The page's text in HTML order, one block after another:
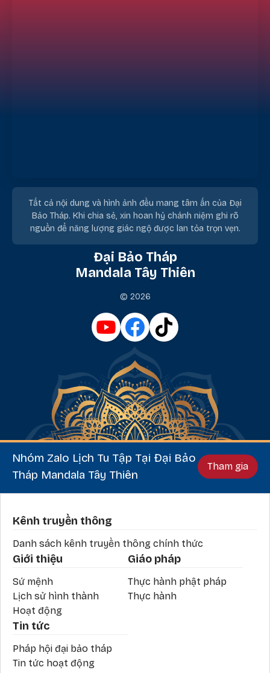
Tất cả nội dung và hình ảnh đều mang tâm ấn của Đại
Bảo Tháp. Khi chia sẻ, xin hoan hỷ chánh niệm ghi rõ
nguồn để năng lượng giác ngộ được lan tỏa trọn vẹn.
Đại Bảo Tháp
Mandala Tây Thiên
© 2026
Nhóm Zalo Lịch Tu Tập Tại Đại Bảo
Tháp Mandala Tây Thiên
Tham gia
Phần chân
Kênh truyền thông
Danh sách kênh truyền thông chính thức
Giới thiệu
Sứ mệnh
Lịch sử hình thành
Hoạt động
Giáo pháp
Thực hành phật pháp
Thực hành
Tin tức
Pháp hội đại bảo tháp
Tin tức hoạt động